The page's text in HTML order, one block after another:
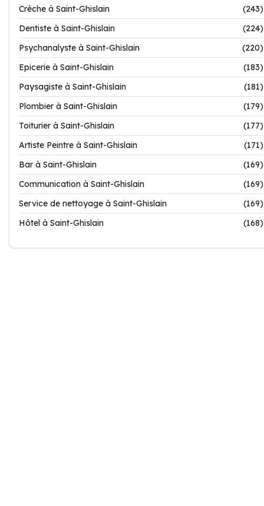
Crèche à Saint-Ghislain
(243)
Dentiste à Saint-Ghislain
(224)
Psychanalyste à Saint-Ghislain
(220)
Epicerie à Saint-Ghislain
(183)
Paysagiste à Saint-Ghislain
(181)
Plombier à Saint-Ghislain
(179)
Toiturier à Saint-Ghislain
(177)
Artiste Peintre à Saint-Ghislain
(171)
Bar à Saint-Ghislain
(169)
Communication à Saint-Ghislain
(169)
Service de nettoyage à Saint-Ghislain
(169)
Hôtel à Saint-Ghislain
(168)